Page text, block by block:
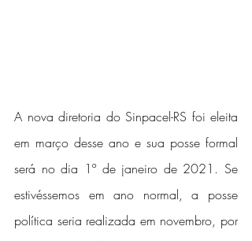
A nova diretoria do Sinpacel-RS foi eleita
em março desse ano e sua posse formal
será no dia 1º de janeiro de 2021. Se
estivéssemos em ano normal, a posse
política seria realizada em novembro, por